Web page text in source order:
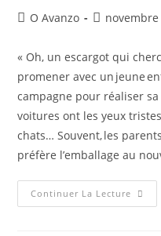
O Avanzo novembre
« Oh, un escargot qui
promener avec un jeune
campagne pour réaliser
voitures ont les yeux
chats… Souvent, les
préfère l’emballage au
Continuer La Lecture